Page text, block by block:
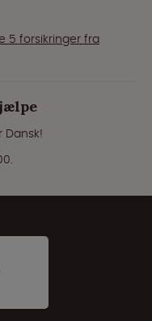
5 forsikringer fra
Dansk!